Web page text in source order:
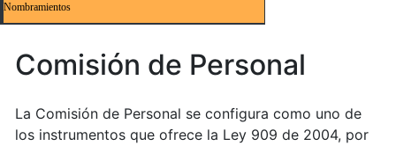
Nombramientos
Comisión de Personal
La Comisión de Personal se configura como uno de
los instrumentos que ofrece la Ley 909 de 2004, por